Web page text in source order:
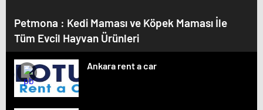
Petmona : Kedi Maması ve Köpek Maması İle
Tüm Evcil Hayvan Ürünleri
Ankara rent a car